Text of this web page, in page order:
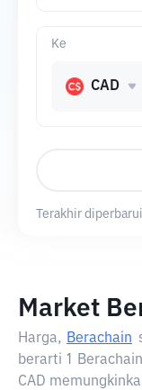
Ke
CAD
Terakhir
Market
Harga, Berachain
berarti 1
CAD